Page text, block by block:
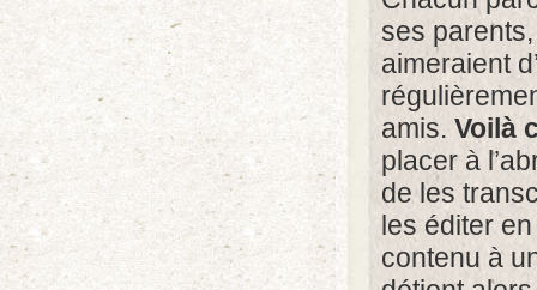
ses
aimeraient
amis.Voilà
placer à
de les
les éditer
contenu à